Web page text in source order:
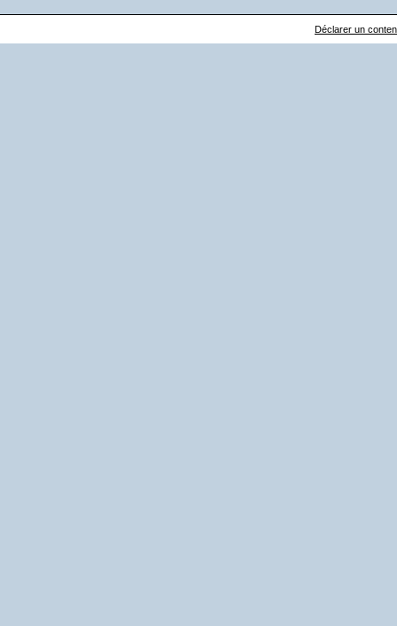
Déclarer un